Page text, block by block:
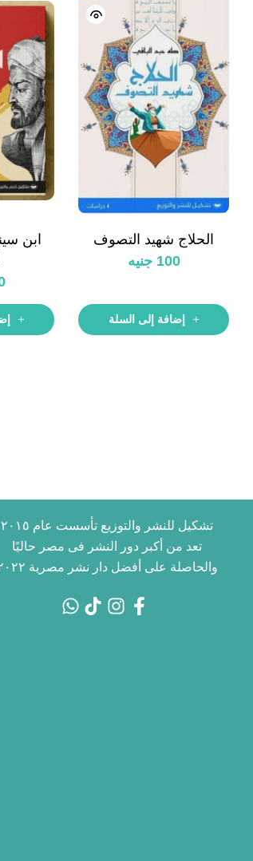
الحلاج شهيد التصوف
100 جنيه
إضافة إلى السلة
ابن
تشكيل للنشر والتوزيع تأسست عام ٢٠١٥
تعد من أكبر دور النشر فى مصر حاليًا
والحاصلة على أفضل دار نشر مصرية ٢٠٢٢